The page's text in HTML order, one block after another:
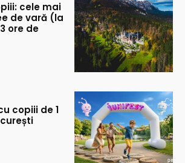
cele mai
de vară (la
ore de
copiii de 1